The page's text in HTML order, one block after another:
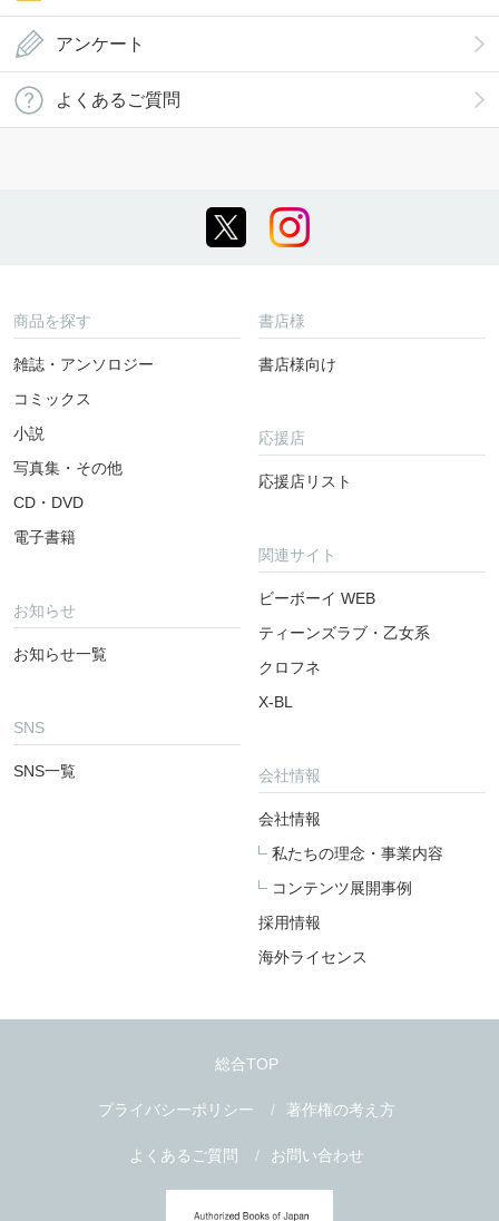
アンケート
よくあるご質問
商品を探す
雑誌・アンソロジー
コミックス
小説
写真集・その他
CD・DVD
電子書籍
お知らせ
お知らせ一覧
SNS
SNS一覧
書店様
書店様向け
応援店
応援店リスト
関連サイト
ビーボーイ WEB
ティーンズラブ・乙女系
クロフネ
X-BL
会社情報
会社情報
私たちの理念・事業内容
コンテンツ展開事例
採用情報
海外ライセンス
総合TOP
プライバシーポリシー 著作権の考え方
よくあるご質問 お問い合わせ